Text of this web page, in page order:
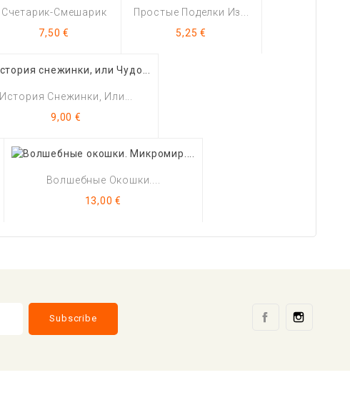
Счетарик-Смешарик
Цена
7,50 €
Простые Поделки Из...
Цена
5,25 €
История Снежинки, Или...
Цена
9,00 €
Волшебные Окошки....
Цена
13,00 €
Facebook